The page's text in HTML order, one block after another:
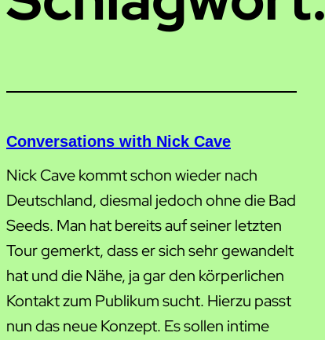
Conversations with Nick Cave
Nick Cave kommt schon wieder nach
Deutschland, diesmal jedoch ohne die Bad
Seeds. Man hat bereits auf seiner letzten
Tour gemerkt, dass er sich sehr gewandelt
hat und die Nähe, ja gar den körperlichen
Kontakt zum Publikum sucht. Hierzu passt
nun das neue Konzept. Es sollen intime